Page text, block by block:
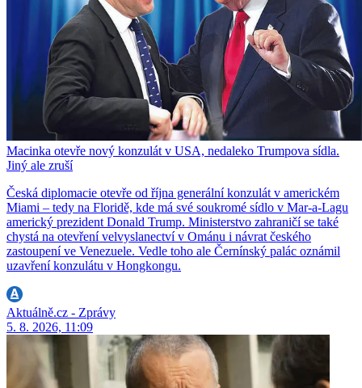
Macinka otevře nový konzulát v USA, nedaleko Trumpova sídla.
Jiný ale zruší
Česká diplomacie otevře od října generální konzulát v americkém
Miami – tedy na Floridě, kde má své soukromé sídlo v Mar-a-Lagu
americký prezident Donald Trump. Ministerstvo zahraničí se také
chystá na otevření velvyslanectví v Ománu i návrat českého
zastoupení ve Venezuele. Vedle toho ale Černínský palác oznámil
uzavření konzulátu v Hongkongu.
Aktuálně.cz - Zprávy
5. 8. 2026, 11:09